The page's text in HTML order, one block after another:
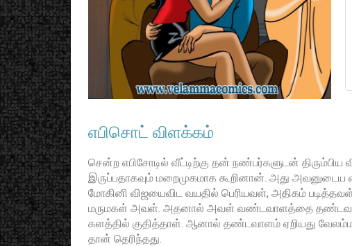
எபிசொட் விளக்கம்
சென்ற எபிசோடில் வீட்டிற்கு தன் நண்பர்களுடன்
இருப்பதாகவும் மறைமுகமாக கூறினான். அது
மோகினி விஜயைவிட வயதில் பெரியவள், அதிகம்
மருமகள் அவள். அதனால் அவள் வண்டவாளத்தை
களத்தில் குதித்தாள். ஆனால் தண்டவாளம் ஏறியது
தான் தெரிந்தது.